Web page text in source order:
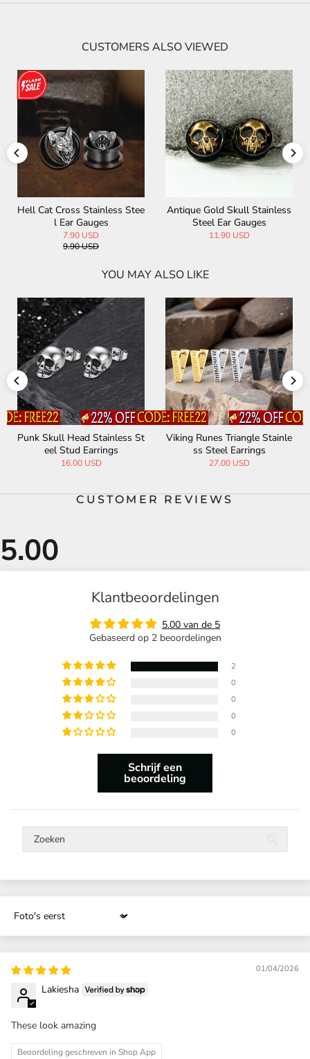
CUSTOMERS ALSO VIEWED
Hell Cat Cross Stainless Stee
l Ear Gauges
7.90 USD
9.90 USD
Antique Gold Skull Stainless
Steel Ear Gauges
11.90 USD
YOU MAY ALSO LIKE
Punk Skull Head Stainless St
eel Stud Earrings
16.00 USD
Viking Runes Triangle Stainle
ss Steel Earrings
27.00 USD
CUSTOMER REVIEWS
Klantbeoordelingen
5.00 van de 5
Gebaseerd op 2 beoordelingen
2
0
0
0
0
Schrijf een
beoordeling
Sort by
01/04/2026
Lakiesha
These look amazing
Beoordeling geschreven in Shop App